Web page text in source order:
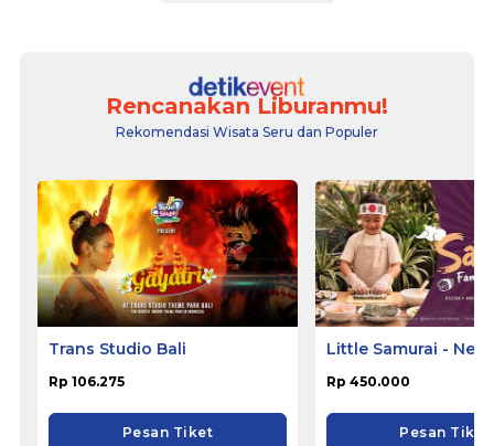
Rencanakan Liburanmu!
Rekomendasi Wisata Seru dan Populer
Trans Studio Bali
Rp 106.275
Pesan Tiket
Little Samurai -
Rp 450.000
Pesan Tiket